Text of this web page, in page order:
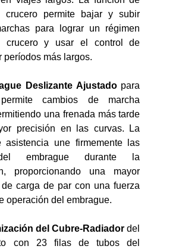
crucero permite bajar y subir
para lograr un régimen
crucero y usar el control de
períodos más largos.
Deslizante Ajustado para
cambios de marcha
una frenada más tarde
precisión en las curvas. La
asistencia une firmemente las
embrague durante la
proporcionando una mayor
carga de par con una fuerza
operación del embrague.
del Cubre-Radiador del
con 23 filas de tubos del